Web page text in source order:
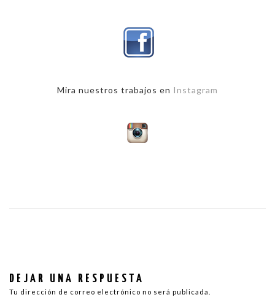
Mira nuestros trabajos en Instagram
DEJAR UNA RESPUESTA
Tu dirección de correo electrónico no será publicada.